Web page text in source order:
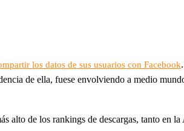
los datos de sus usuarios con Facebook
de ella, fuese envolviendo a medio
alto de los rankings de descargas, tanto en